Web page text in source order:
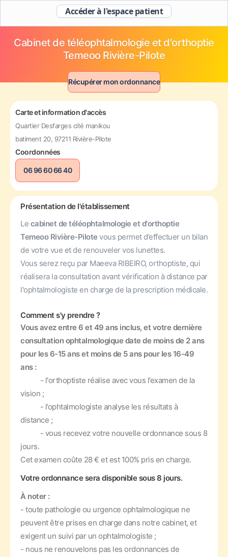
Accéder à l'espace patient
Cabinet de téléophtalmologie et d'orthoptie
Temeoo Rivière-Pilote
Récupérer mon ordonnance
Carte et information d'accès
Quartier Desfarges cité manikou
batiment 20, 97211 Rivière-Pilote
Coordonnées
06 96 60 66 40
Présentation de l'établissement
Le cabinet de téléophtalmologie et d'orthoptie
Temeoo Rivière-Pilote vous permet d’effectuer un bilan
de votre vue et de renouveler vos lunettes.
Vous serez reçu par Maeeva RIBEIRO, orthoptiste, qui
réalisera la consultation avant vérification à distance par
l'ophtalmologiste en charge de la prescription médicale.
Comment s'y prendre ?
Vous avez entre 6 et 49 ans inclus, et votre dernière
consultation ophtalmologique date de moins de 2 ans
pour les 6-15 ans et moins de 5 ans pour les 16-49
ans :
- l'orthoptiste réalise avec vous l’examen de la
vision ;
- l’ophtalmologiste analyse les résultats à
distance ;
- vous recevez votre nouvelle ordonnance sous 8
jours.
Cet examen coûte 28 € et est 100% pris en charge.
Votre ordonnance sera disponible sous 8 jours.
À noter :
- toute pathologie ou urgence ophtalmologique ne
peuvent être prises en charge dans notre cabinet, et
exigent un suivi par un ophtalmologiste ;
- nous ne renouvelons pas les ordonnances de